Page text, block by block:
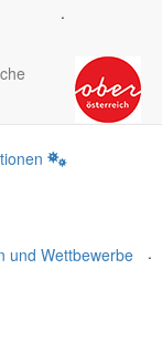
.
und Wettbewerbe
.